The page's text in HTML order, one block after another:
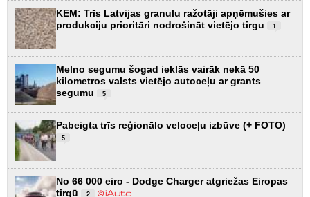
KEM: Trīs Latvijas granulu ražotāji apņēmušies ar
produkciju prioritāri nodrošināt vietējo tirgu
1
Melno segumu šogad ieklās vairāk nekā 50
kilometros valsts vietējo autoceļu ar grants
segumu
5
Pabeigta trīs reģionālo veloceļu izbūve (+ FOTO)
5
No 66 000 eiro - Dodge Charger atgriežas Eiropas
tirgū
2